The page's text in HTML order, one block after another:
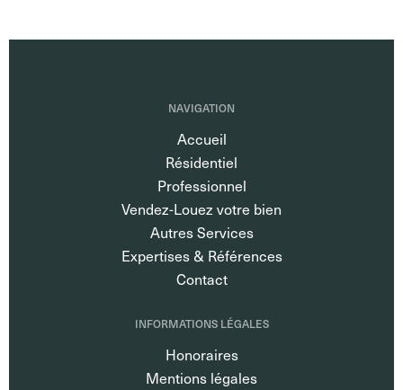
NAVIGATION
Accueil
Résidentiel
Professionnel
Vendez-Louez votre bien
Autres Services
Expertises & Références
Contact
INFORMATIONS LÉGALES
Honoraires
Mentions légales